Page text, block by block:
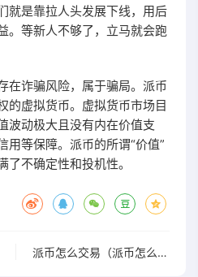
就是靠拉人头发展下线，用后
。等新人不够了，立马就会跑
在诈骗风险，属于骗局。派币
的虚拟货币。虚拟货币市场目
波动极大且没有内在价值支
用等保障。派币的所谓“价值”
不确定性和投机性。
派币怎么交易（派币怎么交易买卖）